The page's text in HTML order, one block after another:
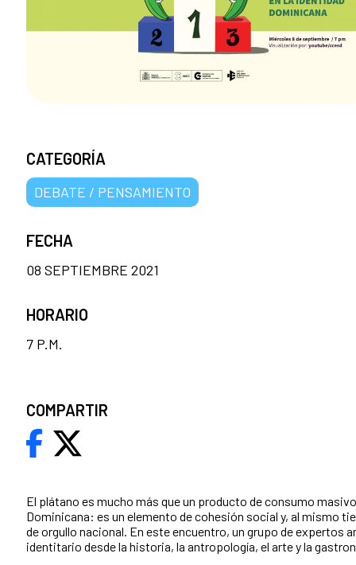
El plátano es mucho más que un producto de consumo
Dominicana: es un elemento de cohesión social y, al mismo
de orgullo nacional. En este encuentro, un grupo de expertos
identitario desde la historia, la antropología, el arte y la
CATEGORÍA
DEBATE / PENSAMIENTO
FECHA
08 SEPTIEMBRE 2021
HORARIO
7 P.M.
COMPARTIR